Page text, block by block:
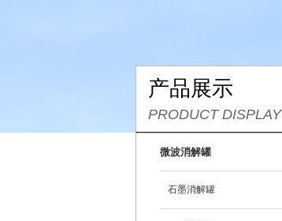
产品展示
PRODUCT DISPLAY
微波消解罐
石墨消解罐